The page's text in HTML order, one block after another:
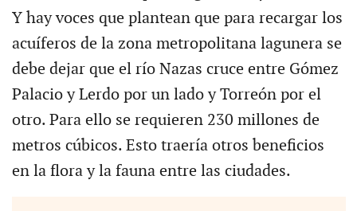
Y hay voces que plantean que para recargar los
acuíferos de la zona metropolitana lagunera se
debe dejar que el río Nazas cruce entre Gómez
Palacio y Lerdo por un lado y Torreón por el
otro. Para ello se requieren 230 millones de
metros cúbicos. Esto traería otros beneficios
en la flora y la fauna entre las ciudades.